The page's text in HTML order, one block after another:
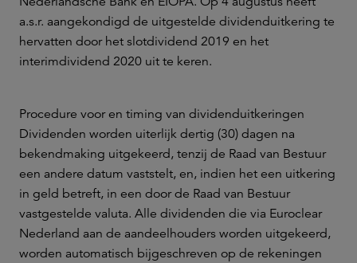
a.s.r. aangekondigd de uitgestelde dividenduitkering te
hervatten door het slotdividend 2019 en het
interimdividend 2020 uit te keren.
Procedure voor en timing van dividenduitkeringen
Dividenden worden uiterlijk dertig (30) dagen na
bekendmaking uitgekeerd, tenzij de Raad van Bestuur
een andere datum vaststelt, en, indien het een uitkering
in geld betreft, in een door de Raad van Bestuur
vastgestelde valuta. Alle dividenden die via Euroclear
Nederland aan de aandeelhouders worden uitgekeerd,
worden automatisch bijgeschreven op de rekeningen